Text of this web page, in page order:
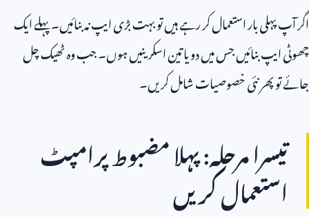
بار استعمال کر رہے ہیں تو بہت بڑی ایپ نہ بنائیں۔ پہلے ایک
بنائیں جس میں دو یا تین اسکرینیں ہوں۔ جب وہ ٹھیک چل
پھر نئی خصوصیات شامل کریں۔
مرحلہ: پہلا مضبوط پرامپٹ
کریں